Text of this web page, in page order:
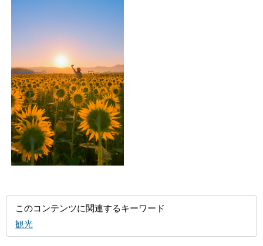
このコンテンツに関連するキーワード
観光